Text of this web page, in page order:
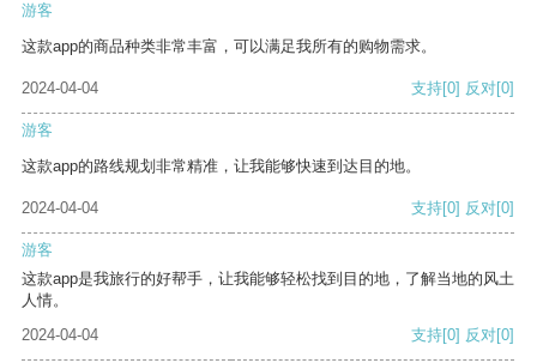
游客
这款app的商品种类非常丰富，可以满足我所有的购物需求。
2024-04-04 支持[0] 反对[0]
游客
这款app的路线规划非常精准，让我能够快速到达目的地。
2024-04-04 支持[0] 反对[0]
游客
这款app是我旅行的好帮手，让我能够轻松找到目的地，了解当地的风土
人情。
2024-04-04
支持[0] 反对[0]